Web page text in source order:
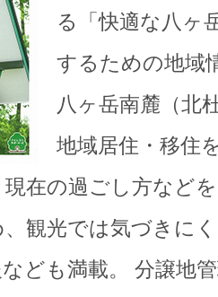
る「快適な八ヶ
するための地域
八ヶ岳南麓（北
地域居住・移住
在の過ごし方など
観光では気づきに
ども満載。 分譲地